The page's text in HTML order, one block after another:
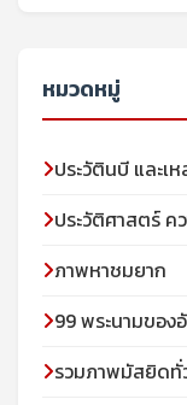
หมวดหมู่
ประวัตินบี และเ
ประวัติศาสตร์
ภาพหาชมยาก
99 พระนามของ
รวมภาพมัสยิดทั่